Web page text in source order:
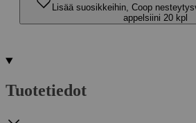
Lisää suosikkeihin, Coop
appelsiini 20 kpl
Tuotetiedot